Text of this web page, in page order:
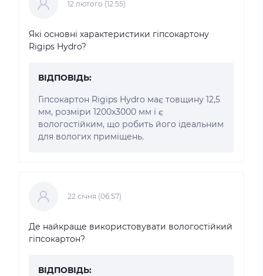
12 лютого (12:55)
Які основні характеристики гіпсокартону
Rigips Hydro?
ВІДПОВІДЬ:
Гіпсокартон Rigips Hydro має товщину 12,5
мм, розміри 1200x3000 мм і є
вологостійким, що робить його ідеальним
для вологих приміщень.
22 cічня (06:57)
Де найкраще використовувати вологостійкий
гіпсокартон?
ВІДПОВІДЬ: